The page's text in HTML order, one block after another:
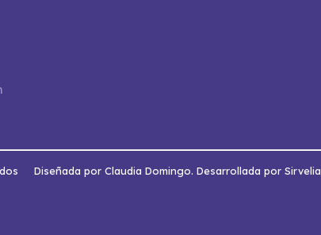
Diseñada por Claudia Domingo. Desarrollada por Sirvelia